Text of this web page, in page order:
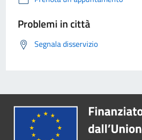
Problemi in città
Segnala disservizio